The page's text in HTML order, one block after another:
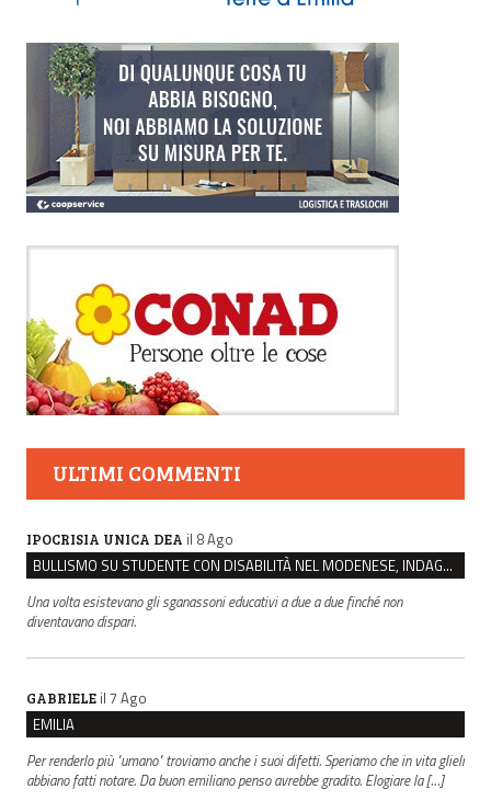
ULTIMI COMMENTI
IPOCRISIA UNICA DEA il 8 Ago
BULLISMO SU STUDENTE CON DISABILITÀ NEL MODENESE, INDAGATI DUE RAGAZZI DI 16 ANNI
Una volta esistevano gli sganassoni educativi a due a due finché non
diventavano dispari.
GABRIELE il 7 Ago
EMILIA
Per renderlo più "umano" troviamo anche i suoi difetti. Speriamo che in vita glieli
abbiano fatti notare. Da buon emiliano penso avrebbe gradito. Elogiare la […]